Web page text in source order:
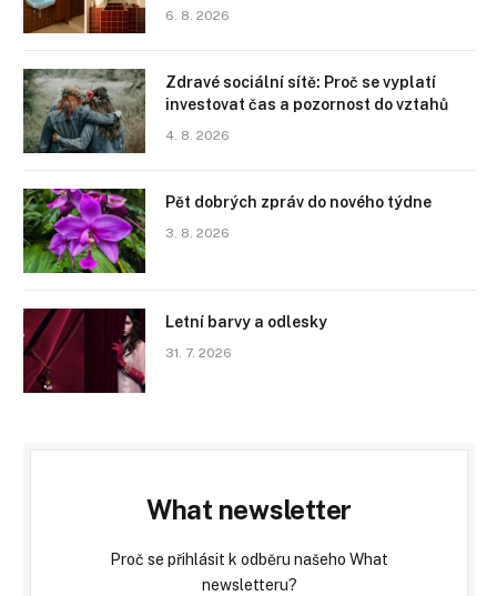
6. 8. 2026
Zdravé sociální sítě: Proč se vyplatí
investovat čas a pozornost do vztahů
4. 8. 2026
Pět dobrých zpráv do nového týdne
3. 8. 2026
Letní barvy a odlesky
31. 7. 2026
What newsletter
Proč se přihlásit k odběru našeho What
newsletteru?